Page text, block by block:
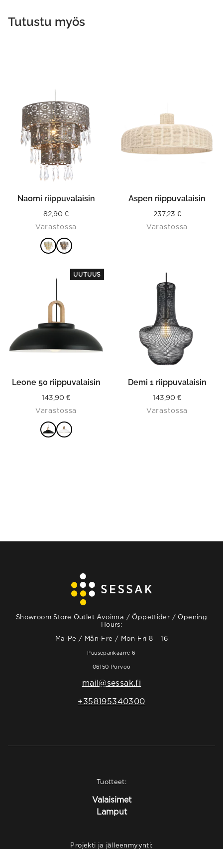
Tutustu myös
VAIHTOEHDOISTA
This
has
multiple
variants.
The
options
may
be
chosen
on
product
page
Naomi riippuvalaisin
82,90 €
Varastossa
Aspen riippuvalaisin
237,23 €
Varastossa
UUTUUS
product
multiple
variants.
options
chosen
product
page
Leone 50 riippuvalaisin
143,90 €
Varastossa
Demi 1 riippuvalaisin
143,90 €
Varastossa
Showroom Store Outlet Avoinna / Öppettider / Opening
Hours:
Ma-Pe / Mån-Fre / Mon-Fri 8 – 16
Puusepänkaarre 6
06150 Porvoo
mail@sessak.fi
+358195340300
Tuotteet:
Valaisimet
Lamput
Projekti ja jälleenmyynti: